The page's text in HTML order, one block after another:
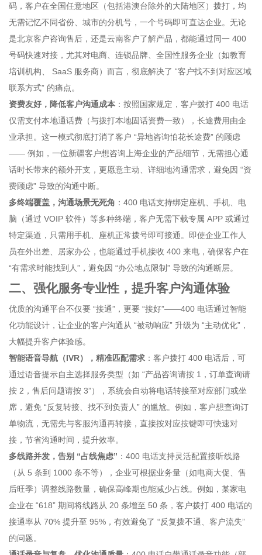
码，客户在全国任意地区（包括港澳台除外的大陆地区）拨打，均
无需记忆不同省份、城市的分机号，一个号码即可直达企业。无论
是北京客户咨询售后，还是云南客户了解产品，都能通过同一 400
号码快速对接，尤其对电商、连锁品牌、全国性服务企业（如教育
培训机构、 SaaS 服务商）而言，彻底解决了 “客户找不到对应区域
联系方式” 的痛点。
资费友好，降低客户沟通成本 ：按照国家规定，客户拨打 400 电话
仅需支付本地通话费（与拨打本地固话资费一致），长途费用由企
业承担。这一模式彻底打消了客户 “异地咨询怕花长途费” 的顾虑
—— 例如，一位新疆客户想咨询上海企业的产品细节，无需担心通
话时长带来的额外开支，更愿意主动、详细地沟通需求，避免因 “资
费顾虑” 导致的沟通中断。
多终端覆盖，沟通场景无死角 ：400 电话支持绑定座机、手机、电
脑（通过 VOIP 软件）等多种终端，客户无需下载专属 APP 或通过
特定渠道，只需用手机、座机正常拨号即可接通。即使企业工作人
员在外出差、居家办公，也能通过手机接收 400 来电，确保客户在
“有需求时能找到人”，避免因 “办公地点限制” 导致的沟通断层。
二、强化服务专业性，提升客户沟通体验
优质的沟通平台不仅要 “接通”，更要 “接好”——400 电话通过智能
化功能设计，让企业的客户沟通从 “被动响应” 升级为 “主动优化”，
大幅提升客户体验感。
智能语音导航（IVR），精准匹配需求 ：客户拨打 400 电话后，可
通过语音提示自主选择服务类型（如 “产品咨询请按 1，订单查询请
按 2，售后问题请按 3”），系统会自动将电话转接至对应部门或坐
席，避免 “反复转接、找不到负责人” 的尴尬。例如，客户想查询订
单物流，无需先与客服沟通再转接，直接按对应按键即可快速对
接，节省沟通时间，提升效率。
多线路并发，告别 “占线焦虑” ：400 电话支持灵活配置接听线路
（从 5 条到 1000 条不等），企业可根据业务量（如电商大促、售
后旺季）调整线路数量，确保高峰期也能减少占线。例如，某家电
企业在 “618” 期间将线路从 20 条增至 50 条，客户拨打 400 电话的
接通率从 70% 提升至 95%，有效避免了 “反复拨不通、客户流失”
的问题。